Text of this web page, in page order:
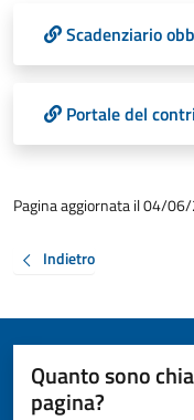
Scadenziario
Portale del
Pagina aggiornata il 04/
Indietro
Quanto sono
pagina?